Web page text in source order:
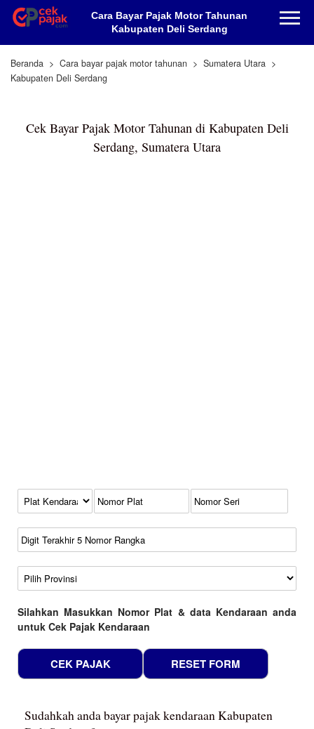
Cara Bayar Pajak Motor Tahunan
Kabupaten Deli Serdang
Beranda Cara bayar pajak motor tahunan
Sumatera Utara
Kabupaten Deli Serdang
Cek Bayar Pajak Motor Tahunan di Kabupaten Deli
Serdang, Sumatera Utara
Kode Plat Kendaraan
No Plat
No Seri
No Rangka
Wilayah
Silahkan Masukkan Nomor Plat & data Kendaraan anda
untuk Cek Pajak Kendaraan
Sudahkah anda bayar pajak kendaraan Kabupaten